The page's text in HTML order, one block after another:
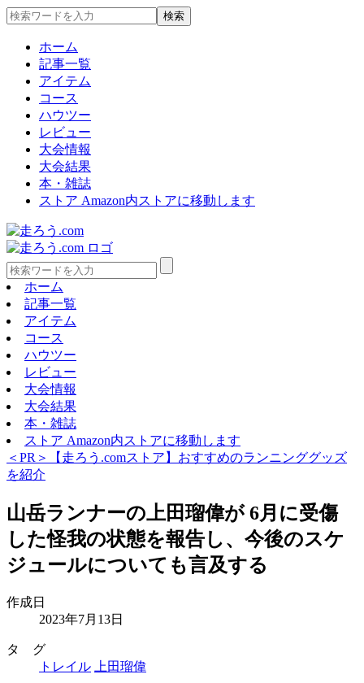
ホーム
記事一覧
アイテム
コース
ハウツー
レビュー
大会情報
大会結果
本・雑誌
ストア Amazon内ストアに移動します
ホーム
記事一覧
アイテム
コース
ハウツー
レビュー
大会情報
大会結果
本・雑誌
ストア Amazon内ストアに移動します
＜PR＞【走ろう.comストア】おすすめのランニンググッズ
を紹介
山岳ランナーの上田瑠偉が 6月に受傷
した怪我の状態を報告し、今後のスケ
ジュールについても言及する
作成日
2023年7月13日
タ グ
トレイル
上田瑠偉